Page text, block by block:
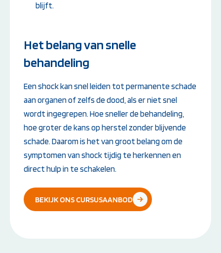
blijft.
Het belang van snelle
behandeling
Een shock kan snel leiden tot permanente schade
aan organen of zelfs de dood, als er niet snel
wordt ingegrepen. Hoe sneller de behandeling,
hoe groter de kans op herstel zonder blijvende
schade. Daarom is het van groot belang om de
symptomen van shock tijdig te herkennen en
direct hulp in te schakelen.
BEKIJK ONS CURSUSAANBOD